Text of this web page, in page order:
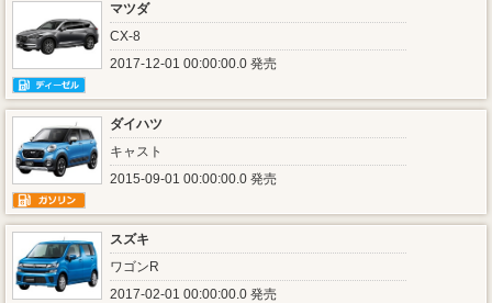
マツダ
CX-8
2017-12-01 00:00:00.0 発売
ダイハツ
キャスト
2015-09-01 00:00:00.0 発売
スズキ
ワゴンR
2017-02-01 00:00:00.0 発売